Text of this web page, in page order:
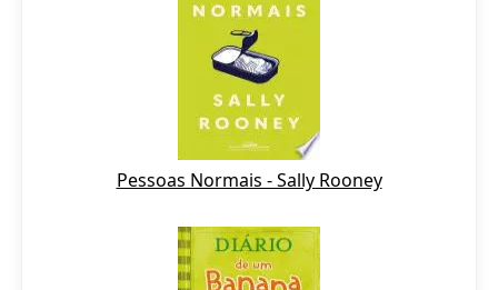
Pessoas Normais - Sally Rooney